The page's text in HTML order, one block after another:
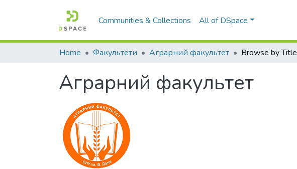
Communities & Collections All of DSpace
Home Факультети Аграрний факультет Browse by Title
Аграрний факультет